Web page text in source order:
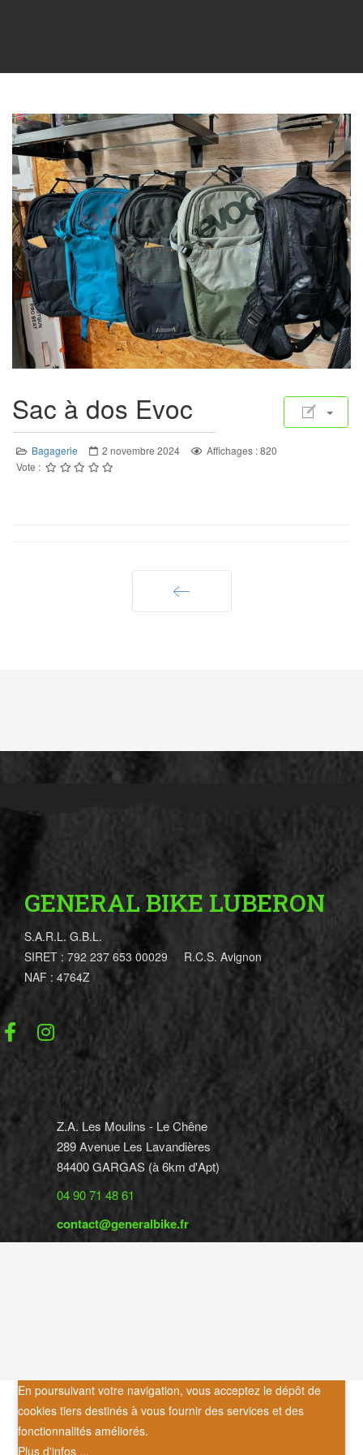
Sac à dos Evoc
Bagagerie 2 novembre 2024
Affichages : 820
Vote :
GENERAL BIKE LUBERON
S.A.R.L. G.B.L.
SIRET : 792 237 653 00029 R.C.S. Avignon
NAF : 4764Z
Z.A. Les Moulins - Le Chêne
289 Avenue Les Lavandières
84400 GARGAS (à 6km d'Apt)
04 90 71 48 61
contact@generalbike.fr
En poursuivant votre navigation, vous acceptez le dépôt de
cookies tiers destinés à vous fournir des services et des
fonctionnalités améliorés.
Plus d'infos ...